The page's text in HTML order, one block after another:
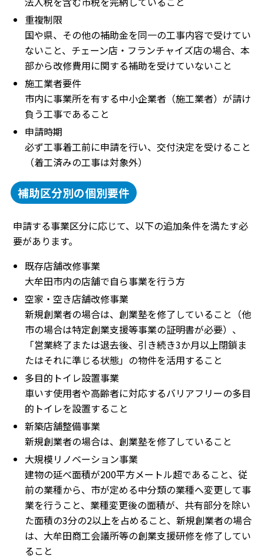
重複制限
国や県、その他の補助金を同一の工事内容で受けてい
ないこと、チェーン店・フランチャイズ店の場合、本
部から改修費用に関する補助を受けていないこと
施工業者要件
市内に事業所を有する中小企業者（施工業者）が請け
負う工事であること
申請時期
必ず工事着工前に申請を行い、交付決定を受けること
（着工済みの工事は対象外）
補助区分別の個別要件
申請する事業区分に応じて、以下の追加条件を満たす必
要があります。
既存店舗改修事業
大牟田市内の店舗で自ら事業を行う方
空家・空き店舗改修事業
新規創業者の場合は、創業塾を修了していること（他
市の場合は特定創業支援等事業の証明書が必要）、
「営業終了または退去後、引き続き3か月以上閉鎖ま
たはそれに準じる状態」の物件を活用すること
多目的トイレ設置事業
車いす使用者や高齢者に対応するバリアフリーの多目
的トイレを設置すること
新築店舗整備事業
新規創業者の場合は、創業塾を修了していること
大規模リノベーション事業
建物の延べ面積が200平方メートル超であること、従
前の業種から、市が定める中分類の業種へ変更して事
業を行うこと、業種変更後の面積が、共有部分を除い
た面積の3分の2以上を占めること、新規創業者の場合
は、大牟田商工会議所等の創業支援研修を修了してい
ること